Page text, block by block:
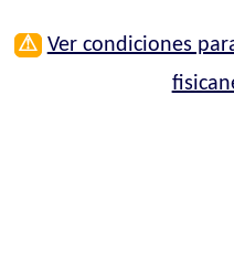
⚠ Ver condiciones